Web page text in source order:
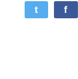
t f